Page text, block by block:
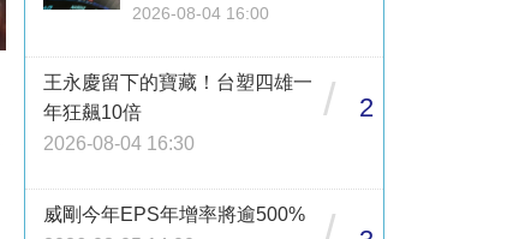
2026-08-04 16:00
王永慶留下的寶藏！台塑四雄一
年狂飆10倍
2026-08-04 16:30
/ 2
威剛今年EPS年增率將逾500%